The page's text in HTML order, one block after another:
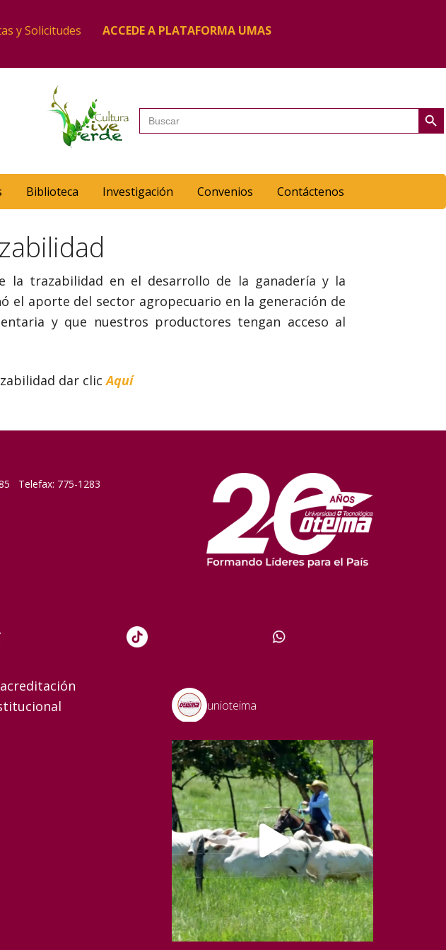
y Solicitudes ACCEDE A PLATAFORMA UMAS
Buscar: Botón de
Biblioteca Investigación Convenios Contáctenos
la trazabilidad en el desarrollo de la ganadería y la
el aporte del sector agropecuario en la generación de
y que nuestros productores tengan acceso al
dar clicAquí
Telefax: 775-1283
unioteima